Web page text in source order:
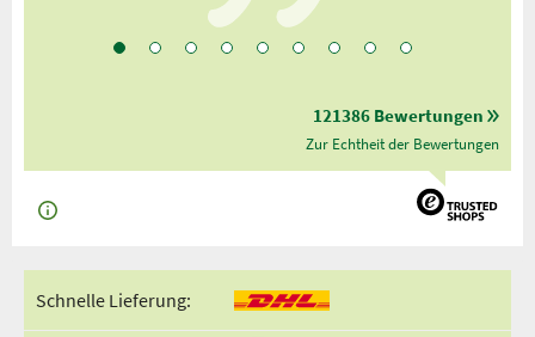
121386 Bewertungen
Zur Echtheit der Bewertungen
Schnelle Lieferung: